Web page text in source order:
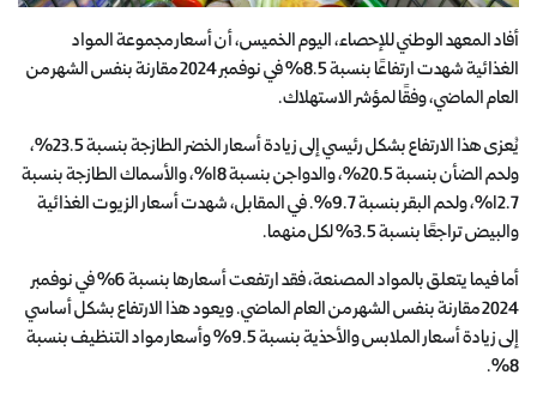
أفاد المعهد الوطني للإحصاء، اليوم الخميس، أن أسعار مجموعة المواد
الغذائية شهدت ارتفاعًا بنسبة 8.5% في نوفمبر 2024 مقارنة بنفس الشهر من
العام الماضي، وفقًا لمؤشر الاستهلاك.
يُعزى هذا الارتفاع بشكل رئيسي إلى زيادة أسعار الخضر الطازجة بنسبة 23.5%،
ولحم الضأن بنسبة 20.5%، والدواجن بنسبة 18%، والأسماك الطازجة بنسبة
12.7%، ولحم البقر بنسبة 9.7%. في المقابل، شهدت أسعار الزيوت الغذائية
والبيض تراجعًا بنسبة 3.5% لكل منهما.
أما فيما يتعلق بالمواد المصنعة، فقد ارتفعت أسعارها بنسبة 6% في نوفمبر
2024 مقارنة بنفس الشهر من العام الماضي. ويعود هذا الارتفاع بشكل أساسي
إلى زيادة أسعار الملابس والأحذية بنسبة 9.5% وأسعار مواد التنظيف بنسبة
8%.